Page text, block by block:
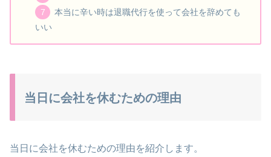
本当に辛い時は退職代行を使って会社を辞めても
いい
当日に会社を休むための理由
当日に会社を休むための理由を紹介します。